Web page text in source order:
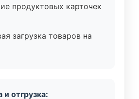
продуктовых карточек
загрузка товаров на
и отгрузка: